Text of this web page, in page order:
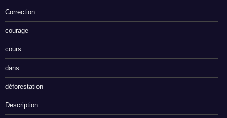
Correction
courage
cours
dans
déforestation
Description